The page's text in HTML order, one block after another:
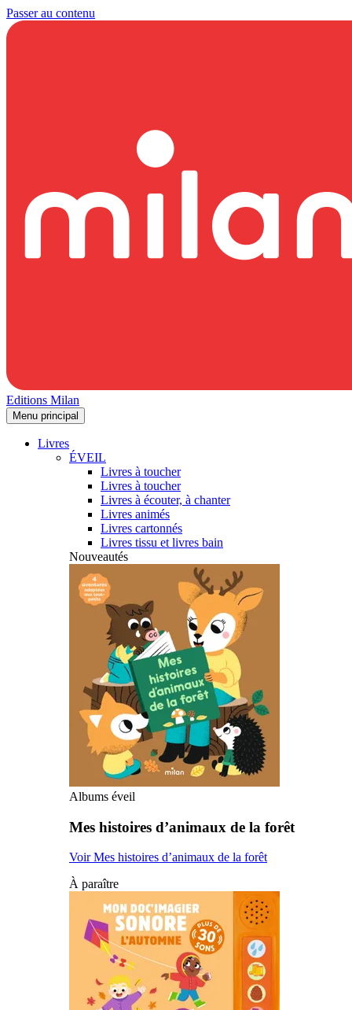
Passer au contenu
Editions Milan
Menu principal
Livres
ÉVEIL
Livres à toucher
Livres à toucher
Livres à écouter, à chanter
Livres animés
Livres cartonnés
Livres tissu et livres bain
Nouveautés
Albums éveil
Mes histoires d’animaux de la forêt
Voir Mes histoires d’animaux de la forêt
À paraître